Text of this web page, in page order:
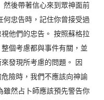
然後帶著信心來到眾神面前
忠告時，記住你曾接受過
他們的忠告。 按照蘇格拉
個考慮都與事件有關，並
發現所考慮的問題。 因
險時，我們不應該向神諭
雖然占卜師應該預先警告你